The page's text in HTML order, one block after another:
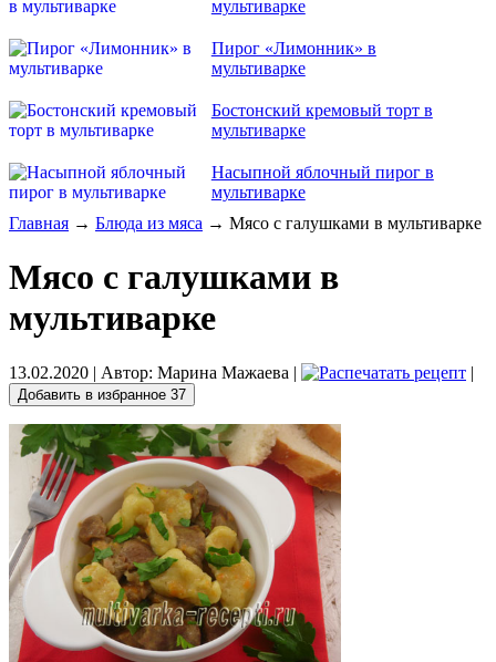
мультиварке
Пирог «Лимонник» в
мультиварке
Бостонский кремовый торт в
мультиварке
Насыпной яблочный пирог в
мультиварке
Главная → Блюда из мяса → Мясо с галушками в мультиварке
Мясо с галушками в
мультиварке
13.02.2020 | Автор: Марина Мажаева | |
Добавить в избранное 37